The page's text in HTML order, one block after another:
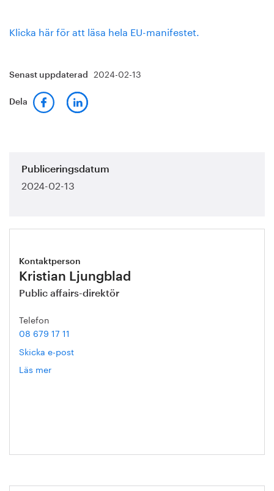
Klicka här för att läsa hela EU-manifestet.
Senast uppdaterad 2024-02-13
Dela
Publiceringsdatum
2024-02-13
Kontaktperson
Kristian Ljungblad
Public affairs-direktör
Telefon
08 679 17 11
Skicka e-post
Läs mer